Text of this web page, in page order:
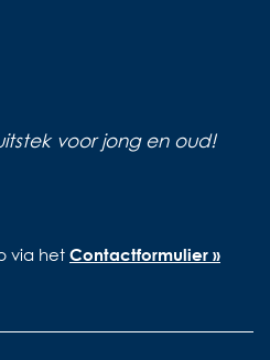
voor jong en oud!
via het Contactformulier »